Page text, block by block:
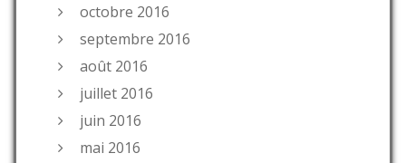
octobre 2016
septembre 2016
août 2016
juillet 2016
juin 2016
mai 2016